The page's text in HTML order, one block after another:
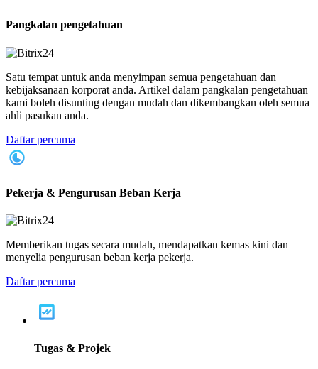
Pangkalan pengetahuan
Satu tempat untuk anda menyimpan semua pengetahuan dan
kebijaksanaan korporat anda. Artikel dalam pangkalan pengetahuan
kami boleh disunting dengan mudah dan dikembangkan oleh semua
ahli pasukan anda.
Daftar percuma
Pekerja & Pengurusan Beban Kerja
Memberikan tugas secara mudah, mendapatkan kemas kini dan
menyelia pengurusan beban kerja pekerja.
Daftar percuma
Tugas & Projek